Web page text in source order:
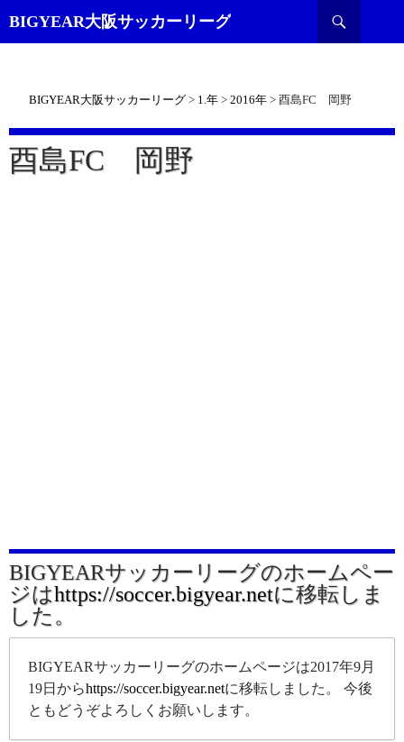
BIGYEAR大阪サッカーリーグ
索
BIGYEAR大阪サッカーリーグ > 1.年 > 2016年 > 酉島FC 岡野
酉島FC 岡野
BIGYEARサッカーリーグのホームペー
ジはhttps://soccer.bigyear.netに移転しま
した。
BIGYEARサッカーリーグのホームページは2017年9月
19日からhttps://soccer.bigyear.netに移転しました。 今後
ともどうぞよろしくお願いします。